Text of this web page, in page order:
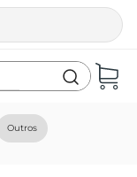
Outros